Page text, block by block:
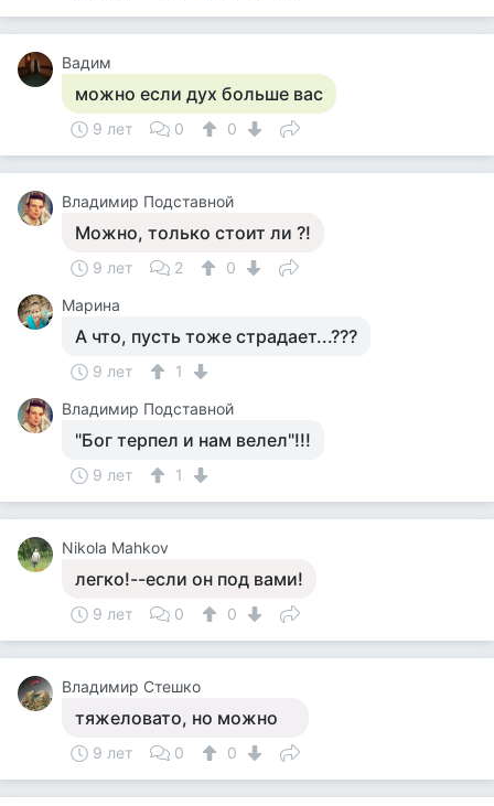
Вадим
можно если дух больше вас
9 лет 0 0
Владимир Подставной
Можно, только стоит ли ?!
9 лет 2
0
Марина
А что, пусть тоже страдает...???
9 лет
1
Владимир Подставной
"Бог терпел и нам велел"!!!
9 лет 1
Nikola Mahkov
легко!--если он под вами!
9 лет 0 0
Владимир Стешко
тяжеловато, но можно
9 лет 0 0